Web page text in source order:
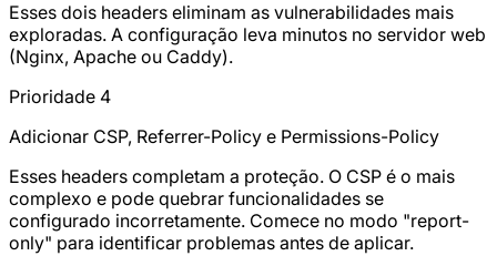
Esses dois headers eliminam as vulnerabilidades mais
exploradas. A configuração leva minutos no servidor web
(Nginx, Apache ou Caddy).
Prioridade 4
Adicionar CSP, Referrer-Policy e Permissions-Policy
Esses headers completam a proteção. O CSP é o mais
complexo e pode quebrar funcionalidades se
configurado incorretamente. Comece no modo "report-
only" para identificar problemas antes de aplicar.